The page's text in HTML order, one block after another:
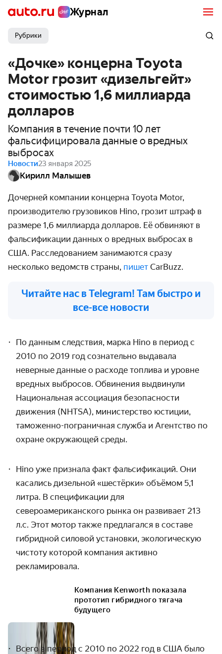
Журнал
Рубрики
«Дочке» концерна Toyota
Motor грозит «дизельгейт»
стоимостью 1,6 миллиарда
долларов
Компания в течение почти 10 лет
фальсифицировала данные о вредных
выбросах
Новости23 января 2025
Кирилл Малышев
Дочерней компании концерна Toyota Motor,
производителю грузовиков Hino, грозит штраф в
размере 1,6 миллиарда долларов. Её обвиняют в
фальсификации данных о вредных выбросах в
США. Расследованием занимаются сразу
несколько ведомств страны, пишет CarBuzz.
Читайте нас в Telegram! Там быстро и
все-все новости
По данным следствия, марка Hino в период с
2010 по 2019 год сознательно выдавала
неверные данные о расходе топлива и уровне
вредных выбросов. Обвинения выдвинули
Национальная ассоциация безопасности
движения (NHTSA), министерство юстиции,
таможенно-пограничная служба и Агентство по
охране окружающей среды.
Hino уже признала факт фальсификаций. Они
касались дизельной «шестёрки» объёмом 5,1
литра. В спецификации для
североамериканского рынка он развивает 213
л.с. Этот мотор также предлагался в составе
гибридной силовой установки, экологическую
чистоту которой компания активно
рекламировала.
Компания Kenworth показала
прототип гибридного тягача
будущего
Всего в период с 2010 по 2022 год в США было